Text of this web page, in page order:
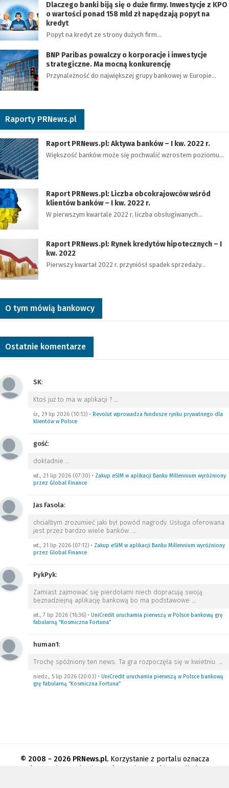
Dlaczego banki biją się o duże firmy. Inwestycje z KPO
o wartości ponad 158 mld zł napędzają popyt na
kredyt
Popyt na kredyt ze strony dużych firm…
BNP Paribas powalczy o korporacje i inwestycje
strategiczne. Ma mocną konkurencję
Przynależność do największej grupy bankowej w Europie…
Raporty PRNews.pl
Raport PRNews.pl: Aktywa banków – I kw. 2022 r.
Większość banków może się pochwalić wzrostem poziomu…
Raport PRNews.pl: Liczba obcokrajowców wśród
klientów banków – I kw. 2022 r.
W pierwszym kwartale 2022 r. liczba obsługiwanych…
Raport PRNews.pl: Rynek kredytów hipotecznych – I
kw. 2022
Pierwszy kwartał 2022 r. przyniósł spadek sprzedaży…
O tym mówią bankowcy
Ostatnie komentarze
SK:
Ktoś już to ma w aplikacji ? …
śr., 29 lip 2026 (10:13) • Revolut wprowadza fundusze rynku prywatnego dla
klientów w Polsce
gość:
dokładnie …
wt., 21 lip 2026 (07:30) • Zakup eSIM w aplikacji Banku Millennium wyróżniony
przez Global Finance
Jas Fasola:
chciałbym zrozumieć jaki był powód nagrody. Usługa oferowana
jest przez bardzo wiele banków. …
wt., 21 lip 2026 (07:12) • Zakup eSIM w aplikacji Banku Millennium wyróżniony
przez Global Finance
PykPyk:
Zamiast zajmować się pierdołami niech dopracują swoją
beznadziejną aplikację bankową bo ma podstawowe …
wt., 7 lip 2026 (16:36) • UniCredit uruchamia pierwszą w Polsce bankową grę
fabularną “Kosmiczna Fortuna”
human1:
Trochę spóźniony ten news. Ta gra rozpoczęła się w kwietniu. …
niedz., 5 lip 2026 (20:03) • UniCredit uruchamia pierwszą w Polsce bankową
grę fabularną “Kosmiczna Fortuna”
© 2008 − 2026 PRNews.pl.Korzystanie z portalu oznacza
akceptację
regulaminu Informacja o cookies
Polityka